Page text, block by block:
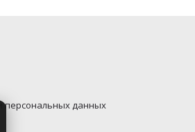
персональных данных